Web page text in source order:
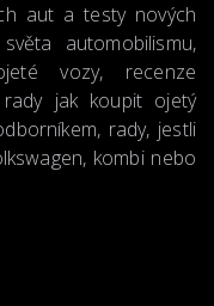
aut a testy nových
automobilismu,
vozy, recenze
jak koupit ojetý
rady, jestli
kombi nebo